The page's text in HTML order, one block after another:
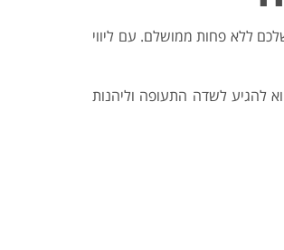
ללא פחות ממושלם. עם ליווי
להגיע לשדה התעופה וליהנות